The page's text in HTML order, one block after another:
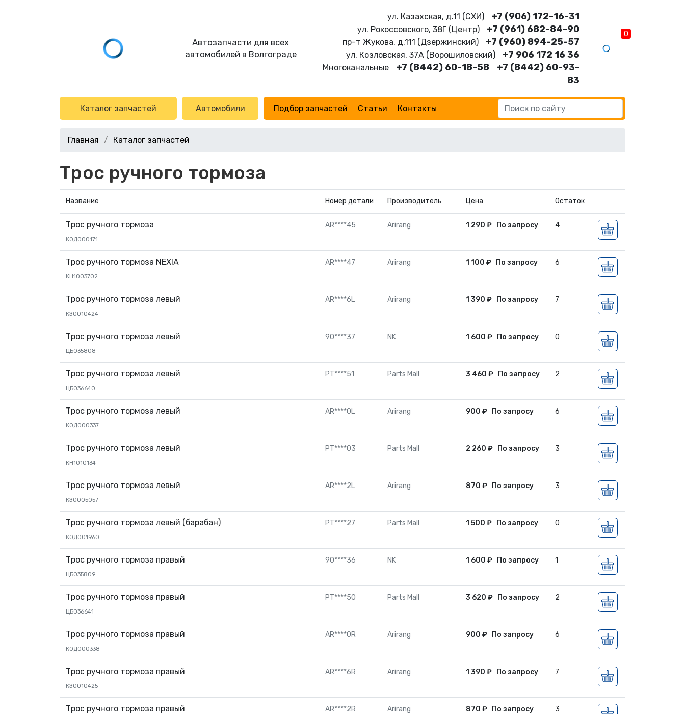
Автозапчасти для всех
автомобилей в Волгограде
ул. Казахская, д.11 (CХИ) +7 (906) 172-16-31
ул. Рокоссовского, 38Г (Центр) +7 (961) 682-84-90
пр-т Жукова, д.111 (Дзержинский) +7 (960) 894-25-57
ул. Козловская, 37А (Ворошиловский) +7 906 172 16 36
Многоканальные +7 (8442) 60-18-58
+7 (8442) 60-93-
83
0
Каталог запчастей Автомобили Подбор запчастей Статьи Контакты
Главная Каталог запчастей
Трос ручного тормоза
Название Номер детали Производитель Цена Остаток
Трос ручного тормоза
К0Д000171
AR****45 Arirang 1 290 ₽ По запросу 4
Трос ручного тормоза NEXIA
КН1003702
AR****47 Arirang 1 100 ₽ По запросу 6
Трос ручного тормоза левый
КЗ0010424
AR****6L Arirang 1 390 ₽ По запросу 7
Трос ручного тормоза левый
ЦБ035808
90****37 NK 1 600 ₽ По запросу 0
Трос ручного тормоза левый
ЦБ036640
PT****51 Parts Mall 3 460 ₽ По запросу 2
Трос ручного тормоза левый
К0Д000337
AR****0L Arirang 900 ₽ По запросу 6
Трос ручного тормоза левый
КН1010134
PT****03 Parts Mall 2 260 ₽ По запросу 3
Трос ручного тормоза левый
КЗ0005057
AR****2L Arirang 870 ₽ По запросу 3
Трос ручного тормоза левый (барабан)
К0Д001960
PT****27 Parts Mall 1 500 ₽ По запросу 0
Трос ручного тормоза правый
ЦБ035809
90****36 NK 1 600 ₽ По запросу 1
Трос ручного тормоза правый
ЦБ036641
PT****50 Parts Mall 3 620 ₽ По запросу 2
Трос ручного тормоза правый
К0Д000338
AR****0R Arirang 900 ₽ По запросу 6
Трос ручного тормоза правый
КЗ0010425
AR****6R Arirang 1 390 ₽ По запросу 7
Трос ручного тормоза правый AR****2R Arirang 870 ₽ По запросу 3